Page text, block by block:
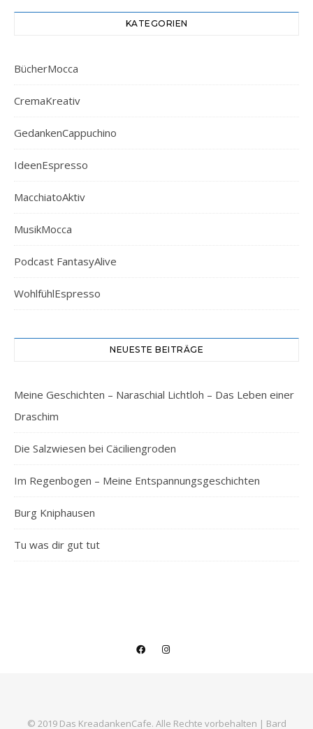
KATEGORIEN
BücherMocca
CremaKreativ
GedankenCappuchino
IdeenEspresso
MacchiatoAktiv
MusikMocca
Podcast FantasyAlive
WohlfühlEspresso
NEUESTE BEITRÄGE
Meine Geschichten – Naraschial Lichtloh – Das Leben einer
Draschim
Die Salzwiesen bei Cäciliengroden
Im Regenbogen – Meine Entspannungsgeschichten
Burg Kniphausen
Tu was dir gut tut
© 2019 Das KreadankenCafe. Alle Rechte vorbehalten | Bard